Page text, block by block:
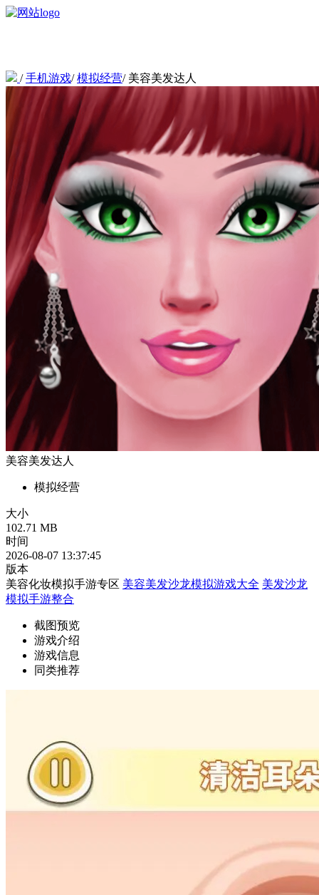
/手机游戏/模拟经营/ 美容美发达人
美容美发达人
模拟经营
大小
102.71 MB
时间
2026-08-07 13:37:45
版本
美容化妆模拟手游专区 美容美发沙龙模拟游戏大全 美发沙龙
模拟手游整合
截图预览
游戏介绍
游戏信息
同类推荐